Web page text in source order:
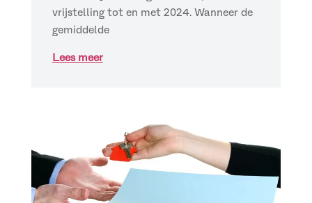
vrijstelling tot en met 2024. Wanneer de
gemiddelde
Lees meer